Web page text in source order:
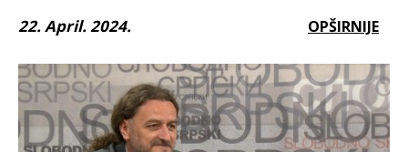
22. April. 2024. OPŠIRNIJE